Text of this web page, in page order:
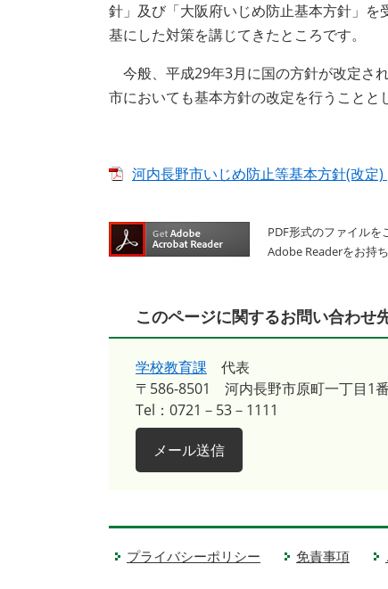
針」及び「大阪府いじめ防止基本方針」
基にした対策を講じてきたところです。
今般、平成29年3月に国の方針が改定さ
市においても基本方針の改定を行うことと
河内長野市いじめ防止等基本方針(改定
PDF形式のファイルを
Adobe Readerをお持
このページに関するお問い合わせ
学校教育課
代表
〒586-8501
河内長野市原町一丁目1
Tel：0721－53－1111
メール送信
プライバシーポリシー 免責事項